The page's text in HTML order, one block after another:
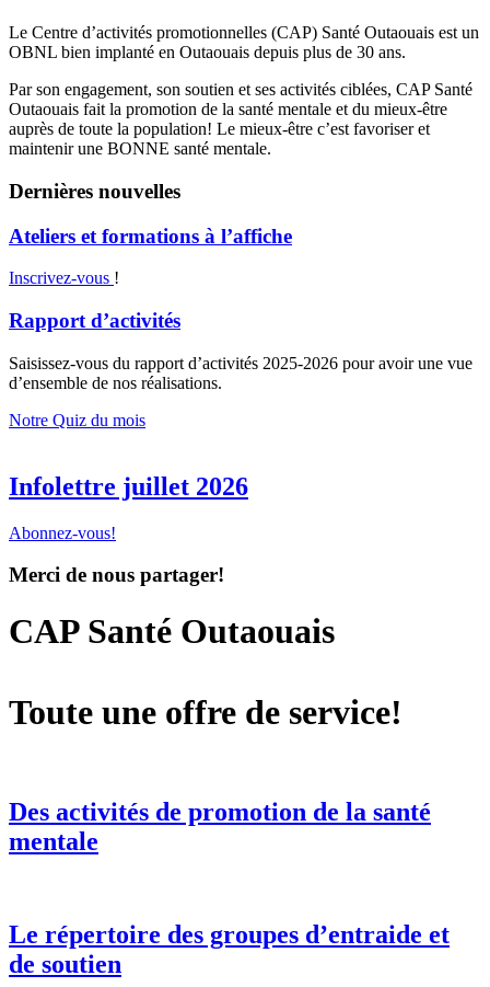
Le Centre d’activités promotionnelles (CAP) Santé Outaouais est un
OBNL bien implanté en Outaouais depuis plus de 30 ans.
Par son engagement, son soutien et ses activités ciblées, CAP Santé
Outaouais fait la promotion de la santé mentale et du mieux-être
auprès de toute la population! Le mieux-être c’est favoriser et
maintenir une BONNE santé mentale.
Dernières nouvelles
Ateliers et formations à l’affiche
Inscrivez-vous !
Rapport d’activités
Saisissez-vous du rapport d’activités 2025-2026 pour avoir une vue
d’ensemble de nos réalisations.
Notre Quiz du mois
Infolettre juillet 2026
Abonnez-vous!
Merci de nous partager!
CAP Santé Outaouais
Toute une offre de service!
Des activités de promotion de la santé
mentale
Le répertoire des groupes d’entraide et
de soutien